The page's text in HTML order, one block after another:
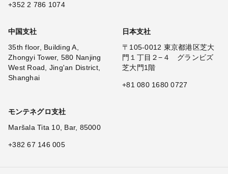
+352 2 786 1074
中国支社
35th floor, Building A,
Zhongyi Tower, 580 Nanjing
West Road, Jing'an District,
Shanghai
日本支社
〒105-0012 東京都港区芝大
門１丁目２−４ グランビズ
芝大門1階
+81 080 1680 0727
モンテネグロ支社
Maršala Tita 10, Bar, 85000
+382 67 146 005